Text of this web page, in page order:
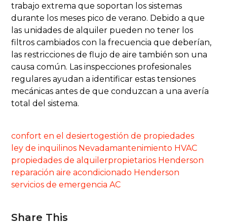
trabajo extrema que soportan los sistemas
durante los meses pico de verano. Debido a que
las unidades de alquiler pueden no tener los
filtros cambiados con la frecuencia que deberían,
las restricciones de flujo de aire también son una
causa común. Las inspecciones profesionales
regulares ayudan a identificar estas tensiones
mecánicas antes de que conduzcan a una avería
total del sistema.
confort en el desiertogestión de propiedades
ley de inquilinos Nevadamantenimiento HVAC
propiedades de alquilerpropietarios Henderson
reparación aire acondicionado Henderson
servicios de emergencia AC
Share This